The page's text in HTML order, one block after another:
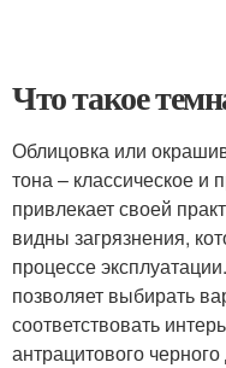
Что такое
Облицовка или
тона – классическое
привлекает своей
видны загрязнения,
процессе
позволяет выбирать
соответствовать
антрацитового